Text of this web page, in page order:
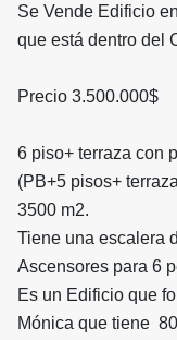
Se Vende Edificio
que está dentro del
Precio 3.500.000$
6 piso+ terraza con
(PB+5 pisos+
3500 m2.
Tiene una escalera
Ascensores para 6
Es un Edificio que
Mónica que tiene